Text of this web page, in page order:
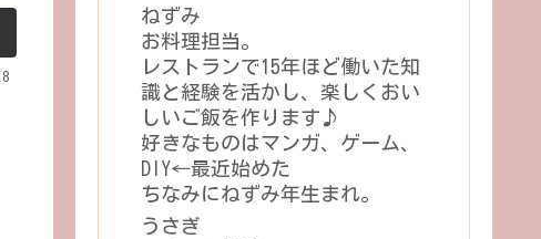
ねずみ
お料理担当。
レストランで15年ほど働いた知
識と経験を活かし、楽しくおい
しいご飯を作ります♪
好きなものはマンガ、ゲーム、
DIY←最近始めた
ちなみにねずみ年生まれ。
うさぎ